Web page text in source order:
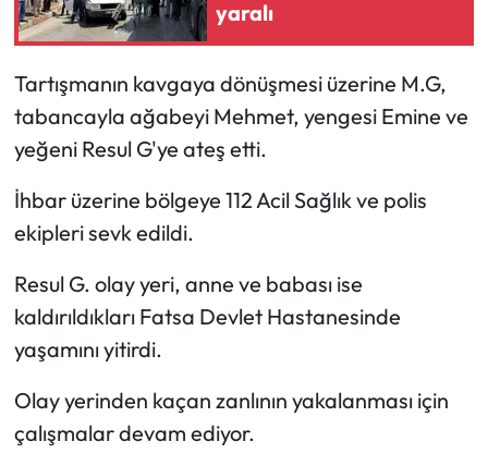
yaralı
Tartışmanın kavgaya dönüşmesi üzerine M.G,
tabancayla ağabeyi Mehmet, yengesi Emine ve
yeğeni Resul G'ye ateş etti.
İhbar üzerine bölgeye 112 Acil Sağlık ve polis
ekipleri sevk edildi.
Resul G. olay yeri, anne ve babası ise
kaldırıldıkları Fatsa Devlet Hastanesinde
yaşamını yitirdi.
Olay yerinden kaçan zanlının yakalanması için
çalışmalar devam ediyor.
Ekonomi
Turizm